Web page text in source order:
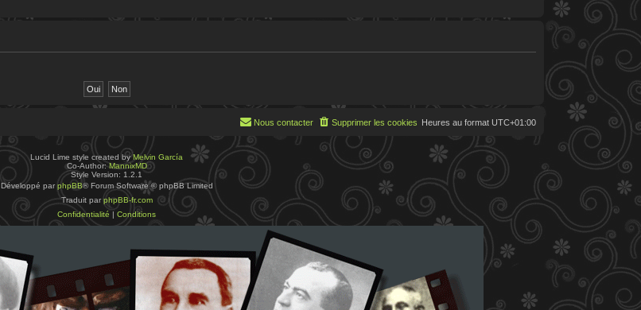
Heures au format UTC+01:00
Supprimer les cookies
Nous contacter
Lucid Lime style created byMelvin García
Co-Author:MannixMD
Style Version: 1.2.1
Développé par phpBB® Forum Software © phpBB Limited
Traduit par phpBB-fr.com
Confidentialité | Conditions